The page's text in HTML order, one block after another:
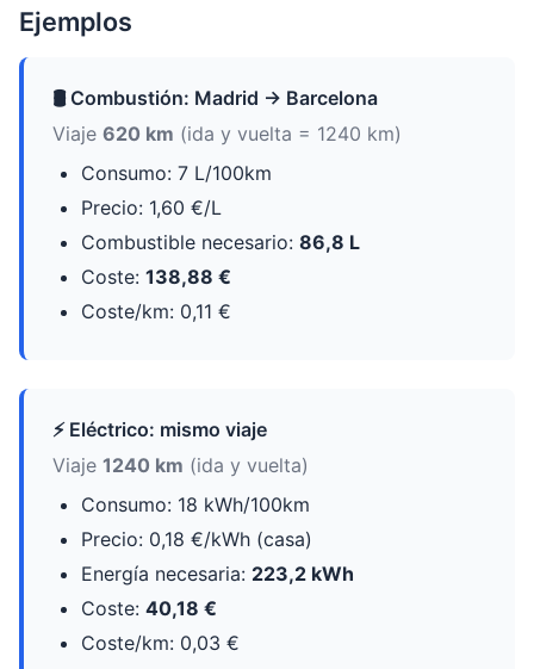
Ejemplos
🛢️ Combustión: Madrid → Barcelona
Viaje 620 km (ida y vuelta = 1240 km)
Consumo: 7 L/100km
Precio: 1,60 €/L
Combustible necesario: 86,8 L
Coste: 138,88 €
Coste/km: 0,11 €
⚡ Eléctrico: mismo viaje
Viaje 1240 km (ida y vuelta)
Consumo: 18 kWh/100km
Precio: 0,18 €/kWh (casa)
Energía necesaria: 223,2 kWh
Coste: 40,18 €
Coste/km: 0,03 €